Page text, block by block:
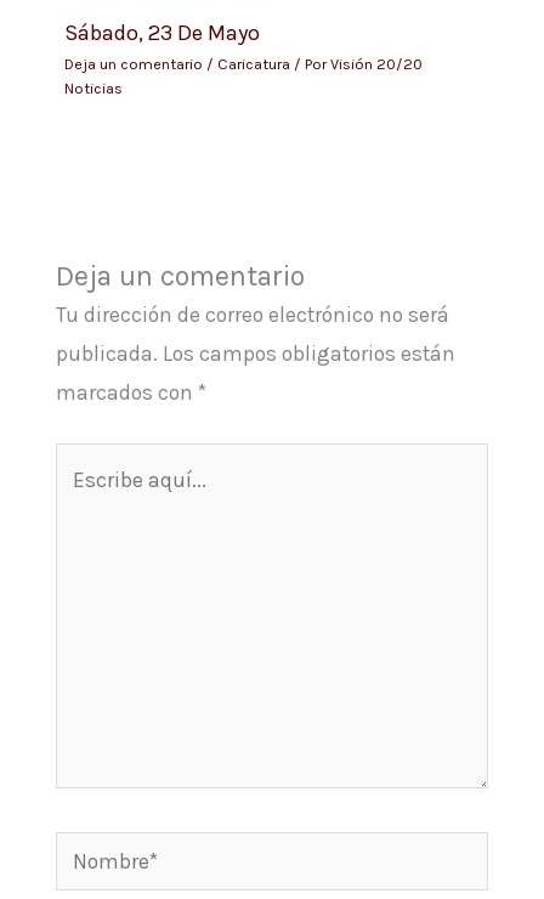
Sábado, 23 De Mayo
Deja un comentario / Caricatura / PorVisión 20/20
Noticias
Deja un comentario
Tu dirección de correo electrónico no será
publicada. Los campos obligatorios están
marcados con *
Nombre*